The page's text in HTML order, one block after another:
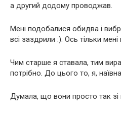
а другий додому проводжав.
Мені подобалися обидва і
всі заздрили :). Ось тільки
Чим старше я ставала, тим
потрібно. До цього то, я,
Думала, що вони просто так